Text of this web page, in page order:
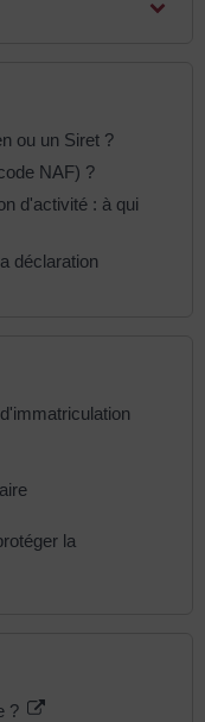
ou un Siret ?
NAF) ?
d'activité : à qui
déclaration
la
?